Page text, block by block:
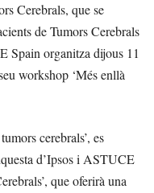
Cerebrals, que se
de Tumors Cerebrals
Spain organitza dijous 11
workshop ‘Més enllà
cerebrals’, es
d’Ipsos i ASTUCE
que oferirà una